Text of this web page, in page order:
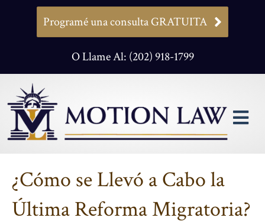
Programé una consulta GRATUITA
O Llame Al: (202) 918-1799
¿Cómo se Llevó a Cabo la
Última Reforma Migratoria?